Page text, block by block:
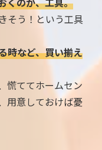
そう！という工具
時など、買い揃え
慌ててホームセン
用意しておけば憂